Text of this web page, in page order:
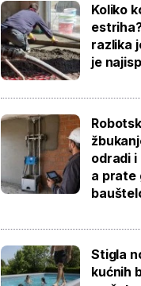
Koliko
razlika
je
odradi
a prate
Stigla
kućnih